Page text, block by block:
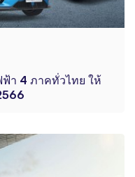
ฟ้า 4 ภาคทั่วไทย ให้